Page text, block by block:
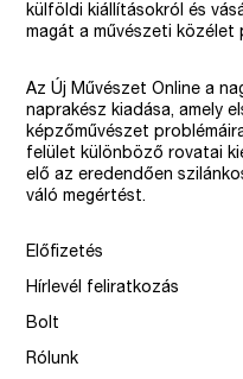
külföldi kiállításokról és
magát a művészeti közélet
Az Új Művészet Online a
naprakész kiadása, amely
képzőművészet
felület különböző rovatai
elő az eredendően
váló megértést.
Előfizetés
Hírlevél feliratkozás
Bolt
Rólunk